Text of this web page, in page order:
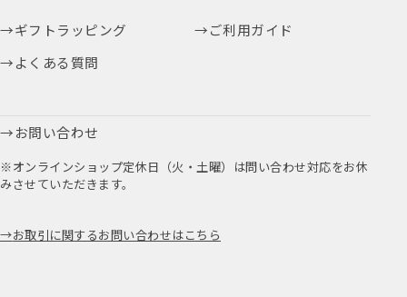
ギフトラッピング
ご利用ガイド
よくある質問
お問い合わせ
※オンラインショップ定休日（火・土曜）は問い合わせ対応をお休
みさせていただきます。
お取引に関するお問い合わせはこちら